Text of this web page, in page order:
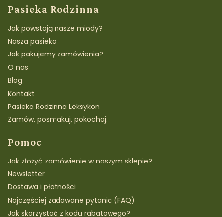
Linki w stopce
Pasieka Rodzinna
Jak powstają nasze miody?
Nasza pasieka
Jak pakujemy zamówienia?
O nas
Blog
Kontakt
Pasieka Rodzinna Leksykon
Zamów, posmakuj, pokochaj.
Pomoc
Jak złożyć zamówienie w naszym sklepie?
Newsletter
Dostawa i płatności
Najczęściej zadawane pytania (FAQ)
Jak skorzystać z kodu rabatowego?